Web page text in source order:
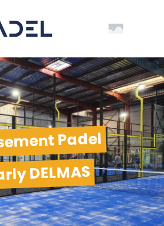
Padel
DELMAS